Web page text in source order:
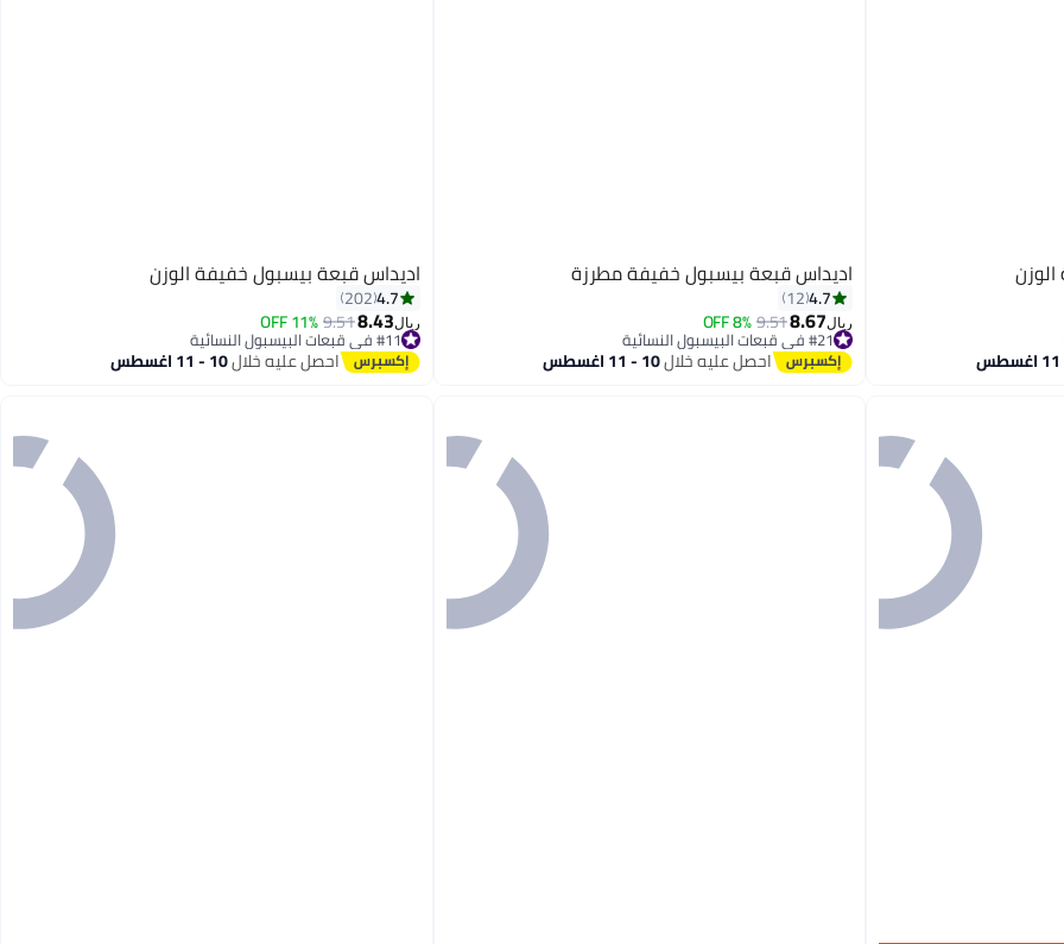
اديداس قبعة بيسبول خفيفة مطرزة
4.7
12
ريال8.67
9.51
8% OFF
#21 في قبعات البيسبول النسائية
أقل سعر في 30 يوم
#21 في قبعات البيسبول النسائية
احصل عليه خلال10 - 11 اغسطس 5
اديداس قبعة بيسبول خفيفة الوزن
4.7
202
ريال8.43
9.51
11% OFF
#11 في قبعات البيسبول النسائية
أقل سعر في 30 يوم
#11 في قبعات البيسبول النسائية
احصل عليه خلال10 - 11 اغسطس